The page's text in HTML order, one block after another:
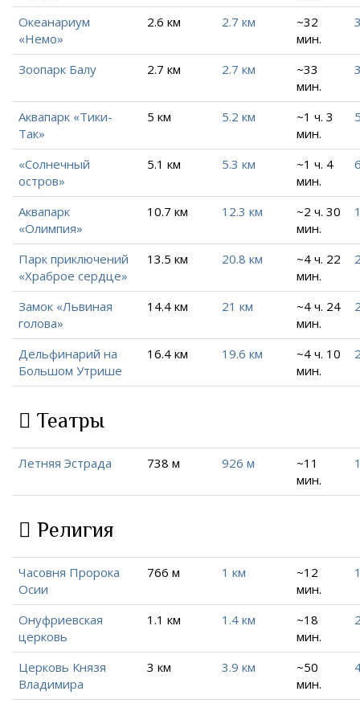
Океанариум
«Немо»
2.6 км 2.7 км
~32
мин.
Зоопарк Балу 2.7 км 2.7 км
~33
мин.
Аквапарк «Тики-
Так»
5 км 5.2 км
~1 ч. 3
мин.
«Солнечный
остров»
5.1 км 5.3 км
~1 ч. 4
мин.
Аквапарк
«Олимпия»
10.7 км 12.3 км
~2 ч. 30
мин.
Парк приключений
«Храброе сердце»
13.5 км 20.8 км
~4 ч. 22
мин.
Замок «Львиная
голова»
14.4 км 21 км
~4 ч. 24
мин.
Дельфинарий на
Большом Утрише
16.4 км 19.6 км
~4 ч. 10
мин.
Театры
Летняя Эстрада 738 м 926 м
~11
мин.
Религия
Часовня Пророка
Осии
766 м 1 км
~12
мин.
Онуфриевская
церковь
1.1 км 1.4 км
~18
мин.
Церковь Князя
Владимира
3 км 3.9 км
~50
мин.